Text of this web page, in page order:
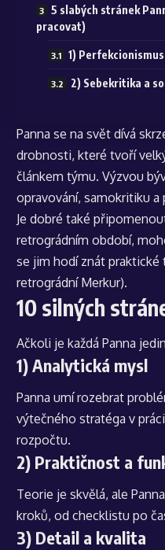
5 slabých stránek
pracovat)
1) Perfekcionismus
2) Sebekritika a
Panna se na svět dívá
drobnosti, které tvoří
článkem týmu. Výzvou
opravování, samokritiku a
Je dobré také
retrográdním období,
se jim hodí znát praktické
retrográdní Merkur).
10 silných
Ačkoli je každá Panna
1) Analytická mysl
Panna umí rozebrat
výtečného stratéga v
rozpočtu.
2) Praktičnost a
Teorie je skvělá, ale
kroků, od checklistu po
3) Detail a kvalita